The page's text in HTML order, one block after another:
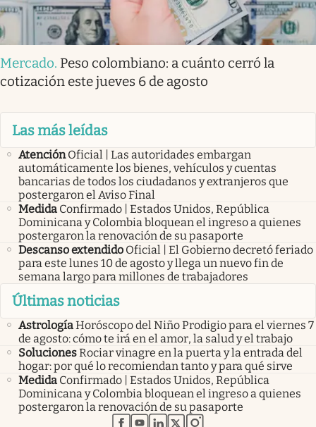
Mercado. Peso colombiano: a cuánto cerró la
cotización este jueves 6 de agosto
Las más leídas
Atención Oficial | Las autoridades embargan
automáticamente los bienes, vehículos y cuentas
bancarias de todos los ciudadanos y extranjeros que
postergaron el Aviso Final
Medida Confirmado | Estados Unidos, República
Dominicana y Colombia bloquean el ingreso a quienes
postergaron la renovación de su pasaporte
Descanso extendido Oficial | El Gobierno decretó feriado
para este lunes 10 de agosto y llega un nuevo fin de
semana largo para millones de trabajadores
Últimas noticias
AstrologíaHoróscopo del Niño Prodigio para el viernes 7
de agosto: cómo te irá en el amor, la salud y el trabajo
SolucionesRociar vinagre en la puerta y la entrada del
hogar: por qué lo recomiendan tanto y para qué sirve
Medida Confirmado | Estados Unidos, República
Dominicana y Colombia bloquean el ingreso a quienes
postergaron la renovación de su pasaporte
abre en nueva pestaña
abre en nueva pestaña
abre en nueva pestaña
abre en nueva pestaña
abre en nueva pestaña